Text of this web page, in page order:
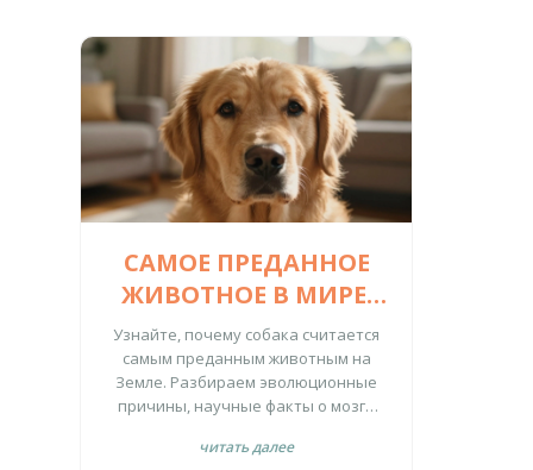
САМОЕ ПРЕДАННОЕ
ЖИВОТНОЕ В МИРЕ:
ПОЧЕМУ СОБАКА - ЭТО
БОЛЬШЕ, ЧЕМ ПРОСТО
ПИТОМЕЦ
Узнайте, почему собака считается
самым преданным животным на
Земле. Разбираем эволюционные
причины, научные факты о мозге
разных видов.
читать далее